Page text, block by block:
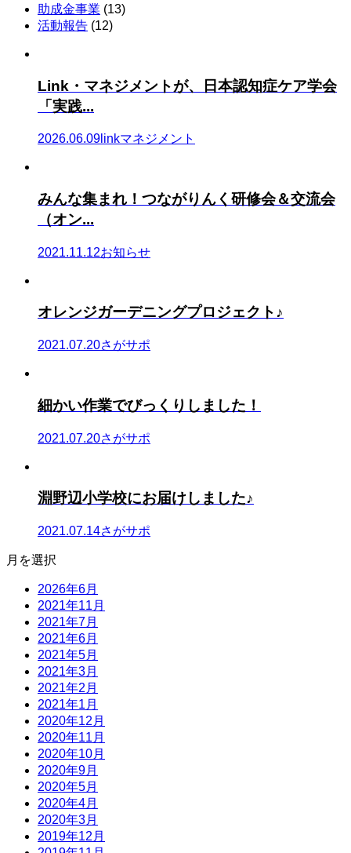
助成金事業 (13)
活動報告 (12)
Link・マネジメントが、日本認知症ケア学会
「実践...
2026.06.09 linkマネジメント
みんな集まれ！つながりんく研修会＆交流会
（オン...
2021.11.12お知らせ
オレンジガーデニングプロジェクト♪
2021.07.20さがサポ
細かい作業でびっくりしました！
2021.07.20さがサポ
淵野辺小学校にお届けしました♪
2021.07.14さがサポ
月を選択
2026年6月
2021年11月
2021年7月
2021年6月
2021年5月
2021年3月
2021年2月
2021年1月
2020年12月
2020年11月
2020年10月
2020年9月
2020年5月
2020年4月
2020年3月
2019年12月